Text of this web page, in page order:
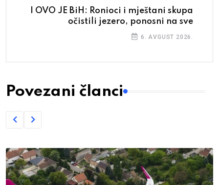
I OVO JE BiH: Ronioci i mještani skupa
očistili jezero, ponosni na sve
6. AVGUST 2026.
Povezani članci